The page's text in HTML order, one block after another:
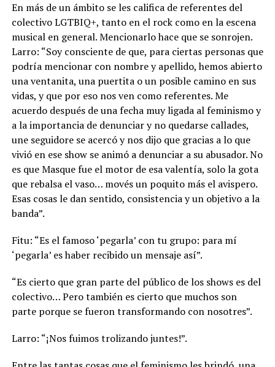
En más de un ámbito se les califica de referentes del
colectivo LGTBIQ+, tanto en el rock como en la escena
musical en general. Mencionarlo hace que se sonrojen.
Larro: “Soy consciente de que, para ciertas personas que
podría mencionar con nombre y apellido, hemos abierto
una ventanita, una puertita o un posible camino en sus
vidas, y que por eso nos ven como referentes. Me
acuerdo después de una fecha muy ligada al feminismo y
a la importancia de denunciar y no quedarse callades,
une seguidore se acercó y nos dijo que gracias a lo que
vivió en ese show se animó a denunciar a su abusador. No
es que Masque fue el motor de esa valentía, solo la gota
que rebalsa el vaso… movés un poquito más el avispero.
Esas cosas le dan sentido, consistencia y un objetivo a la
banda”.
Fitu: “Es el famoso ‘pegarla’ con tu grupo: para mí
‘pegarla’ es haber recibido un mensaje así”.
“Es cierto que gran parte del público de los shows es del
colectivo… Pero también es cierto que muchos son
parte porque se fueron transformando con nosotres”.
Larro: “¡Nos fuimos trolizando juntes!”.